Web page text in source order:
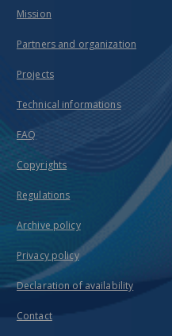
Mission
Partners and organization
Projects
Technical informations
FAQ
Copyrights
Regulations
Archive policy
Privacy policy
Declaration of availability
Contact